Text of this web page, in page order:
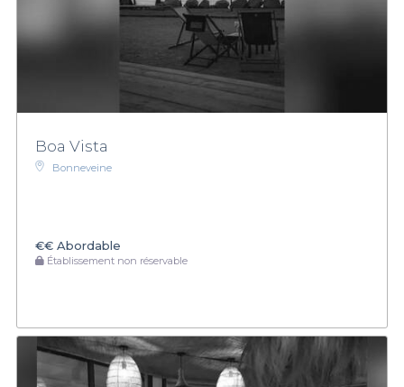
Boa Vista
Bonneveine
€€ Abordable
Établissement non réservable